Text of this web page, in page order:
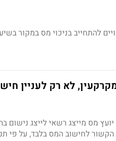
להתחייב בניכוי מס במקור
לא רק לעניין
יועץ מס מייצג רשאי לייצג נישום
המנהל או עובדי משרדו לפי סעיף 87, בכל הקשור לחישוב המס בלבד, על